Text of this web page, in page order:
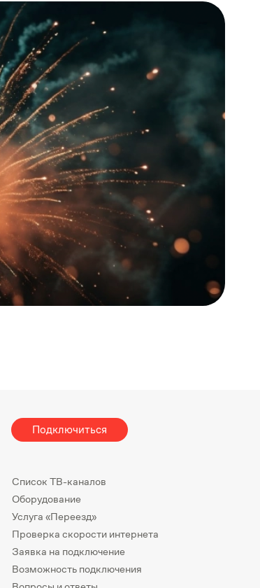
Подключиться
Список ТВ-каналов
Оборудование
Услуга «Переезд»
Проверка скорости интернета
Заявка на подключение
Возможность подключения